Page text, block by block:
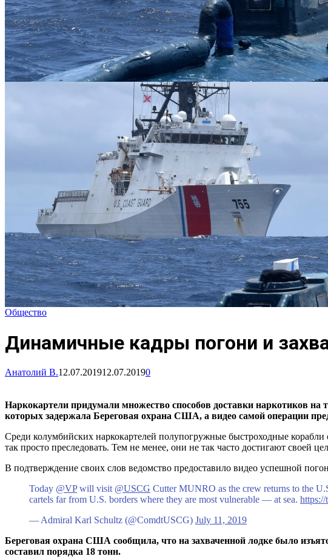
Общество
Динамичные кадры погони и
Анатолий В.12.07.201912.07.20190
Наркокартели придумали множество способов доставки наркотиков
которых задержала Береговая охрана США, а видео самой операции
Среди колумбийских наркокартелей полупогружные быстроходные
так просто преследовать. Тем не менее, они не так часто достигают своей
В подтверждение своих слов ведомство предоставило видео успешной
Today @VPwill visit @USCG Cutter MUNRO as the crew returns to the
cartels far from U.S. borders where they are most vulnerable — at sea.
— Admiral Karl Schultz (@ComdtUSCG) July 11, 2019
Береговая охрана США сообщила, что на захваченной лодке было
составил порядка 18 тонн.